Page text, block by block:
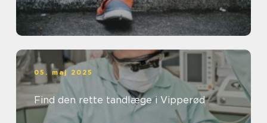
05. maj 2025
Find den rette tandlæge i Vipperød